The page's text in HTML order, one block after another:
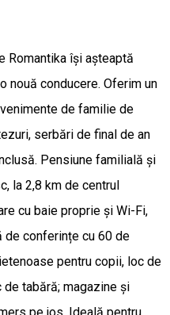
Romantika își așteaptă
nouă conducere. Oferim un
de familie de
serbări de final de an
Pensiune familială și
la 2,8 km de centrul
cu baie proprie și Wi-Fi,
de conferințe cu 60 de
pentru copii, loc de
tabără; magazine și